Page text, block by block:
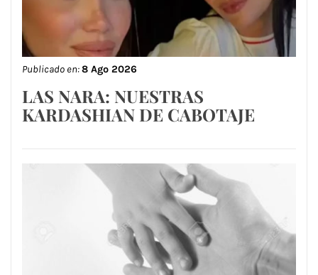
Publicado en:8 Ago 2026
LAS NARA: NUESTRAS
KARDASHIAN DE CABOTAJE